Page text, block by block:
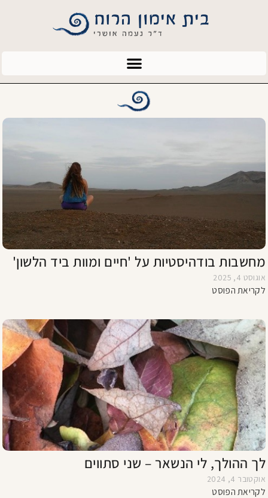
מחשבות בודהיסטיות על 'חיים ומוות ביד הלשון'
אוגוסט 4, 2025
לקריאת הפוסט
לך ההולך, לי הנשאר – שני סתווים
אוקטובר 4, 2024
לקריאת הפוסט